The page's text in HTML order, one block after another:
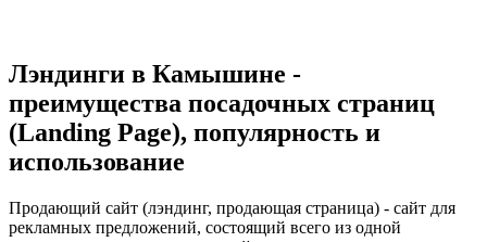
Лэндинги в Камышине -
преимущества посадочных страниц
(Landing Page), популярность и
использование
Продающий сайт (лэндинг, продающая страница) - сайт для
рекламных предложений, состоящий всего из одной